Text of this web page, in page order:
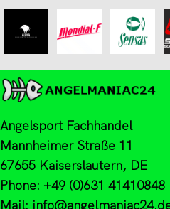
Angelsport Fachhandel
Mannheimer Straße 11
67655 Kaiserslautern, DE
Phone: +49 (0)631 41410848
Mail: